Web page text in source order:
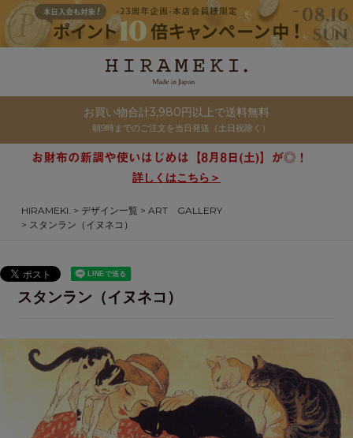
お買い物合計3,980円以上で送料無料
朝9時までのご注文を当日発送（土日祝除く）
詳しくはこちら＞
HIRAMEKI. デザイン一覧
ART GALLERY
スタンラン（イヌネコ）
スタンラン（イヌネコ）